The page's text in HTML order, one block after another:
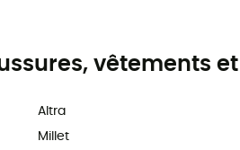
vêtements
Altra
Millet